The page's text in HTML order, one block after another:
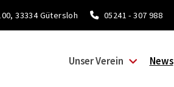
33334 Gütersloh 05241 - 307 988
Unser Verein News